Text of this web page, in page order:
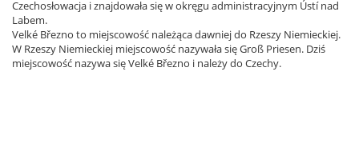
Czechosłowacja i znajdowała się w okręgu administracyjnym Ústí nad
Labem.
Velké Březno to miejscowość należąca dawniej do Rzeszy Niemieckiej.
W Rzeszy Niemieckiej miejscowość nazywała się Groß Priesen. Dziś
miejscowość nazywa się Velké Březno i należy do Czechy.